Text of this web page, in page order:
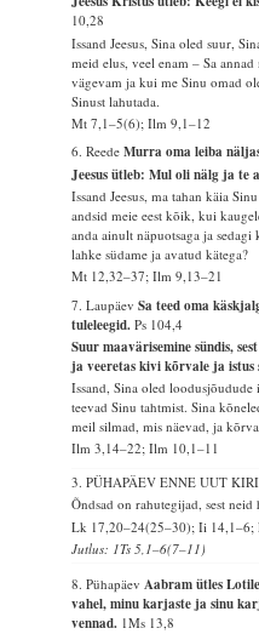
10,28
Issand Jeesus, Sina oled suur,
meid elus, veel enam – Sa
vägevam ja kui me Sinu omad
Sinust lahutada.
Mt 7,1–5(6); Ilm 9,1–12
6. ReedeMurra oma leiba
Jeesus ütleb: Mul oli nälg ja te
Issand Jeesus, ma tahan käia
andsid meie eest kõik, kui
anda ainult näpuotsaga ja
lahke südame ja avatud kätega?
Mt 12,32–37; Ilm 9,13–21
7. LaupäevSa teed oma
tuleleegid.Ps 104,4
Suur maavärisemine sündis,
ja veeretas kivi kõrvale ja istus
Issand, Sina oled
teevad Sinu tahtmist. Sina
meil silmad, mis näevad, ja
Ilm 3,14–22; Ilm 10,1–11
3. PÜHAPÄEV ENNE UUT
Õndsad on rahutegijad, sest
Lk 17,20–24(25–30); Ii 14,1–6;
Jutlus: 1Ts 5,1–6(7–11)
8. Pühapäev Aabram ütles
vahel, minu karjaste ja sinu
vennad. 1Ms 13,8